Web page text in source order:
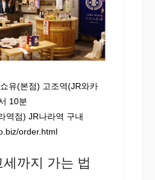
유(본점) 고조역(JR와카
10분
역점) JR나라역 구내
order.html
세까지 가는 법